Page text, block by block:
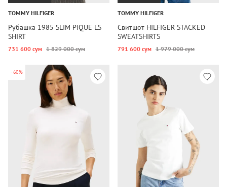
TOMMY HILFIGER
Рубашка 1985 SLIM PIQUE LS
SHIRT
731 600 сум 1 829 000 сум
TOMMY HILFIGER
Свитшот HILFIGER STACKED
SWEATSHIRTS
791 600 сум 1 979 000 сум
-60%